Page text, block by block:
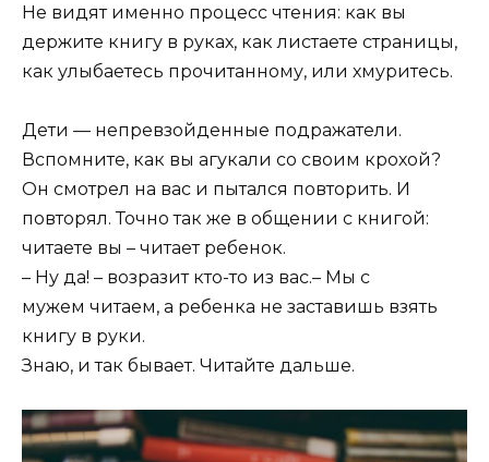
Не видят именно процесс чтения: как вы
держите книгу в руках, как листаете страницы,
как улыбаетесь прочитанному, или хмуритесь.
Дети — непревзойденные подражатели.
Вспомните, как вы агукали со своим крохой?
Он смотрел на вас и пытался повторить. И
повторял. Точно так же в общении с книгой:
читаете вы – читает ребенок.
– Ну да! – возразит кто-то из вас.– Мы с
мужем читаем, а ребенка не заставишь взять
книгу в руки.
Знаю, и так бывает. Читайте дальше.